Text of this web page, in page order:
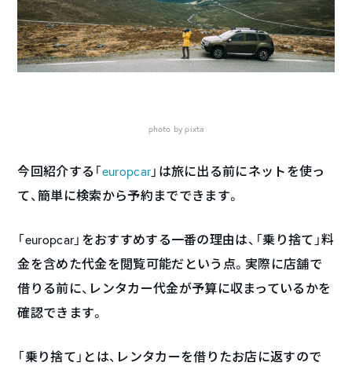
photo by pixta
今回紹介する「europcar」は旅に出る前にネットを使っ
て、簡単に検索から予約までできます。
「europcar」をおすすめする一番の理由は、「乗り捨て」料
金を含めた代金を閲覧可能だという点。実際に店舗で
借りる前に、レンタカー代金が予算に収まっているかを
確認できます。
「乗り捨て」とは、レンタカーを借りたお店に返すので